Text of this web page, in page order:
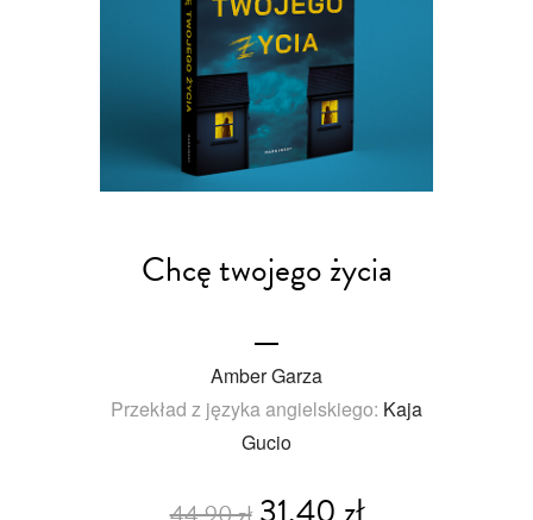
Chcę twojego życia
Amber Garza
Przekład z języka angielskiego: Kaja
Gucio